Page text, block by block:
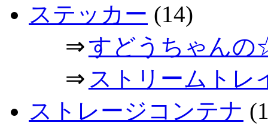
ステッカー (14)
⇒すどうちゃん
⇒ ストリームトレ
ストレージコンテナ